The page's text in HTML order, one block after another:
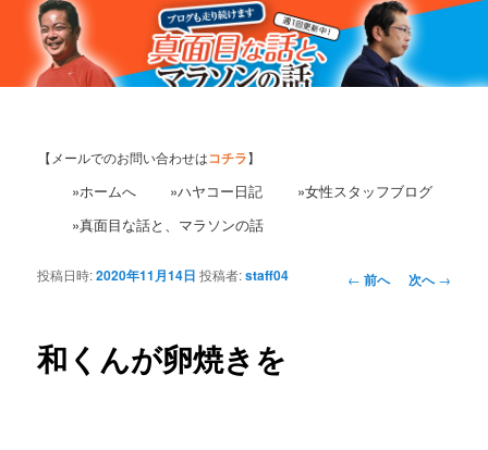
【メールでのお問い合わせはコチラ】
»ホームへ »ハヤコー日記
»女性スタッフブログ
»真面目な話と、マラソンの話
投
← 前へ 次へ→
和くんが卵焼きを
投稿日時:2020年11月14日 投稿者:staff04